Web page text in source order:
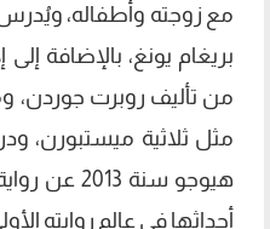
مع زوجته وأطفاله، ويُدرس
بريغام يونغ، بالإضافة
من تأليف روبرت جوردن،
مثل ثلاثية ميستبورن،
هيوجو سنة
أحداثها في عالم روايته